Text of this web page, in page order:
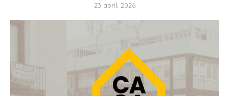
23 abril, 2026